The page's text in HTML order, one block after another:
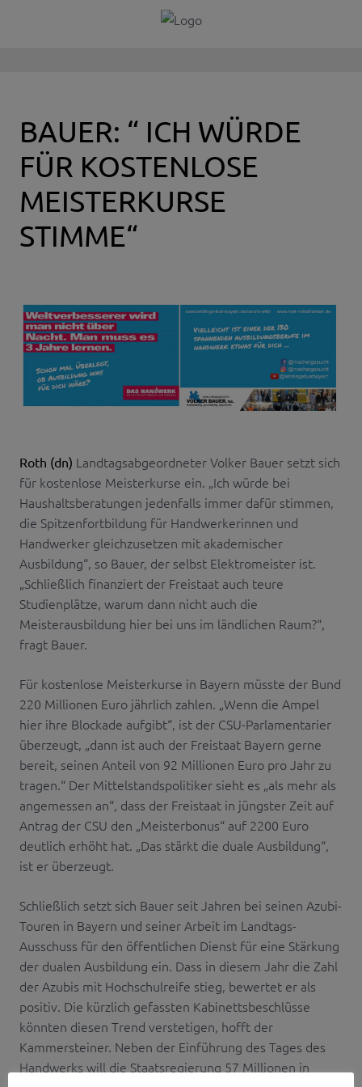
BAUER: “ ICH WÜRDE
FÜR KOSTENLOSE
MEISTERKURSE
STIMME“
Roth (dn) Landtagsabgeordneter Volker Bauer setzt sich
für kostenlose Meisterkurse ein. „Ich würde bei
Haushaltsberatungen jedenfalls immer dafür stimmen,
die Spitzenfortbildung für Handwerkerinnen und
Handwerker gleichzusetzen mit akademischer
Ausbildung“, so Bauer, der selbst Elektromeister ist.
„Schließlich finanziert der Freistaat auch teure
Studienplätze, warum dann nicht auch die
Meisterausbildung hier bei uns im ländlichen Raum?“,
fragt Bauer.
Für kostenlose Meisterkurse in Bayern müsste der Bund
220 Millionen Euro jährlich zahlen. „Wenn die Ampel
hier ihre Blockade aufgibt“, ist der CSU-Parlamentarier
überzeugt, „dann ist auch der Freistaat Bayern gerne
bereit, seinen Anteil von 92 Millionen Euro pro Jahr zu
tragen.“ Der Mittelstandspolitiker sieht es „als mehr als
angemessen an“, dass der Freistaat in jüngster Zeit auf
Antrag der CSU den „Meisterbonus“ auf 2200 Euro
deutlich erhöht hat. „Das stärkt die duale Ausbildung“,
ist er überzeugt.
Schließlich setzt sich Bauer seit Jahren bei seinen Azubi-
Touren in Bayern und seiner Arbeit im Landtags-
Ausschuss für den öffentlichen Dienst für eine Stärkung
der dualen Ausbildung ein. Dass in diesem Jahr die Zahl
der Azubis mit Hochschulreife stieg, bewertet er als
positiv. Die kürzlich gefassten Kabinettsbeschlüsse
könnten diesen Trend verstetigen, hofft der
Kammersteiner. Neben der Einführung des Tages des
Handwerks will die Staatsregierung 57 Millionen in